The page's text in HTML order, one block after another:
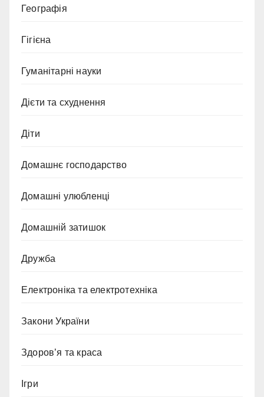
Географія
Гігієна
Гуманітарні науки
Дієти та схуднення
Діти
Домашнє господарство
Домашні улюбленці
Домашній затишок
Дружба
Електроніка та електротехніка
Закони України
Здоров’я та краса
Ігри